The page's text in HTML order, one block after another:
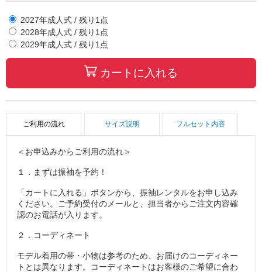
の地色に大輪の花々が全身にダイナミックに広がる様は、高身
長のお嬢様が纏うことで初めて完成する迫力の美しさ。158cm
以上のお嬢様には特に自信を持っておすすめしたい一着です。
ー漆黒のスタイル美——どんな体型にも映える引き締めカラー
黒は縦のラインを強調してスタイルをすっきり見せてくれる最
小柄なお嬢様はゴールドの明るさが存在感を高めてくれます。
「黒振袖の中でも、ほかと全然違う一着を選びたい」そんな個
性派のお嬢様へ。前撮りでも成人式本番でも圧倒的な写真が撮
れる一着です。ネットレンタルはお早めのご予約がおすすめで
す。
2027年成人式 / 残り 1点
2028年成人式 / 残り 1点
2029年成人式 / 残り 1点
カートに入れる
ご利用の流れ サイズ説明 フルセット内容
＜お申込みからご利用の流れ＞
１．まずは振袖を予約！
「カートに入れる」ボタンから、振袖レンタルをお申し込み
ください。ご予約受付のメールと、担当者からご注文内容確
認のお電話が入ります。
２．コーディネート
モデル着用の帯・小物は参考のため、お届けのコーディネー
トとは異なります。コーディネートはお客様のご希望に合わ